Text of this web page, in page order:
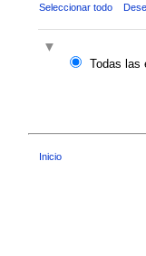
Seleccionar todo
Todas las
Inicio